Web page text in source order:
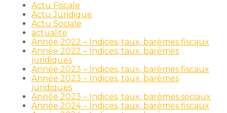
Actu Fiscale
Actu Juridique
Actu Sociale
actualite
Année 2022 – Indices, taux, barèmes fiscaux
Année 2022 – Indices, taux, barèmes
juridiques
Année 2023 – Indices, taux, barèmes fiscaux
Année 2023 – Indices, taux, barèmes
juridiques
Année 2023 – Indices, taux, barèmes sociaux
Année 2024 – Indices, taux, barèmes fiscaux